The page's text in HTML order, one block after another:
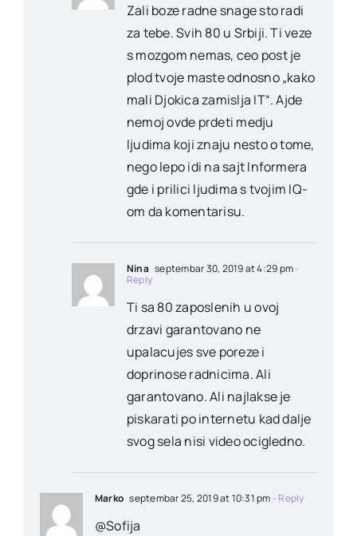
Zali boze radne snage sto radi
za tebe. Svih 80 u Srbiji. Ti veze
s mozgom nemas, ceo post je
plod tvoje maste odnosno „kako
mali Djokica zamislja IT“. Ajde
nemoj ovde prdeti medju
ljudima koji znaju nesto o tome,
nego lepo idi na sajt Informera
gde i prilici ljudima s tvojim IQ-
om da komentarisu.
Nina septembar 30, 2019 at 4:29 pm-
Reply
Ti sa 80 zaposlenih u ovoj
drzavi garantovano ne
upalacujes sve poreze i
doprinose radnicima. Ali
garantovano. Ali najlakse je
piskarati po internetu kad dalje
svog sela nisi video ocigledno.
Marko septembar 25, 2019 at 10:31 pm - Reply
@Sofija